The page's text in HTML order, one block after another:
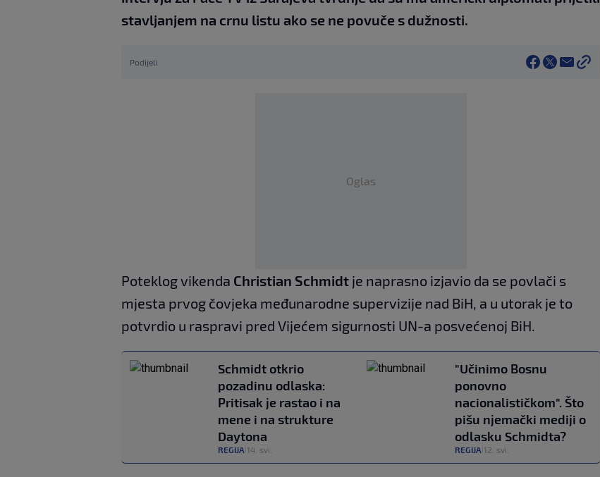
stavljanjem na crnu listu ako se ne povuče s dužnosti.
Podijeli
Oglas
Poteklog vikenda Christian Schmidt je naprasno izjavio da se povlači s
mjesta prvog čovjeka međunarodne supervizije nad BiH, a u utorak je to
potvrdio u raspravi pred Vijećem sigurnosti UN-a posvećenoj BiH.
Schmidt otkrio
pozadinu odlaska:
Pritisak je rastao i na
mene i na strukture
Daytona
REGIJA 14. svi.
"Učinimo Bosnu
ponovno
nacionalističkom". Što
pišu njemački mediji o
odlasku Schmidta?
REGIJA 12. svi.